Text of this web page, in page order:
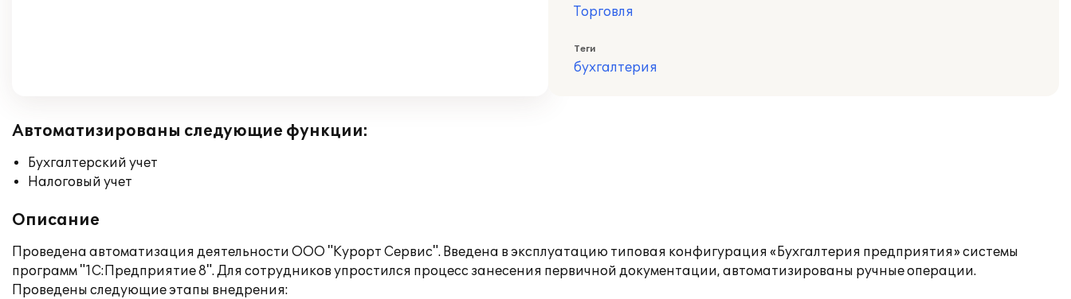
Торговля
Теги
бухгалтерия
Автоматизированы следующие функции:
Бухгалтерский учет
Налоговый учет
Описание
Проведена автоматизация деятельности ООО "Курорт Сервис". Введена в эксплуатацию типовая конфигурация «Бухгалтерия предприятия» системы
программ "1С:Предприятие 8". Для сотрудников упростился процесс занесения первичной документации, автоматизированы ручные операции.
Проведены следующие этапы внедрения: